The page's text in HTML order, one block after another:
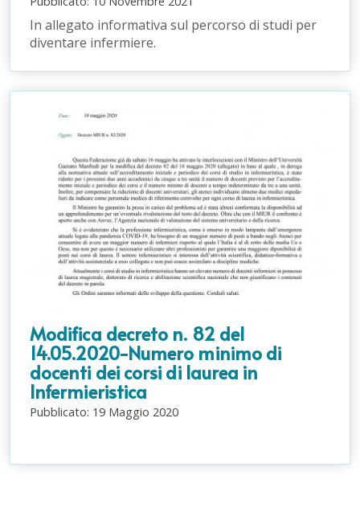
In allegato informativa sul percorso di studi per
diventare infermiere.
Modifica decreto n. 82 del
14.05.2020-Numero minimo di
docenti dei corsi di laurea in
Infermieristica
Pubblicato: 19 Maggio 2020